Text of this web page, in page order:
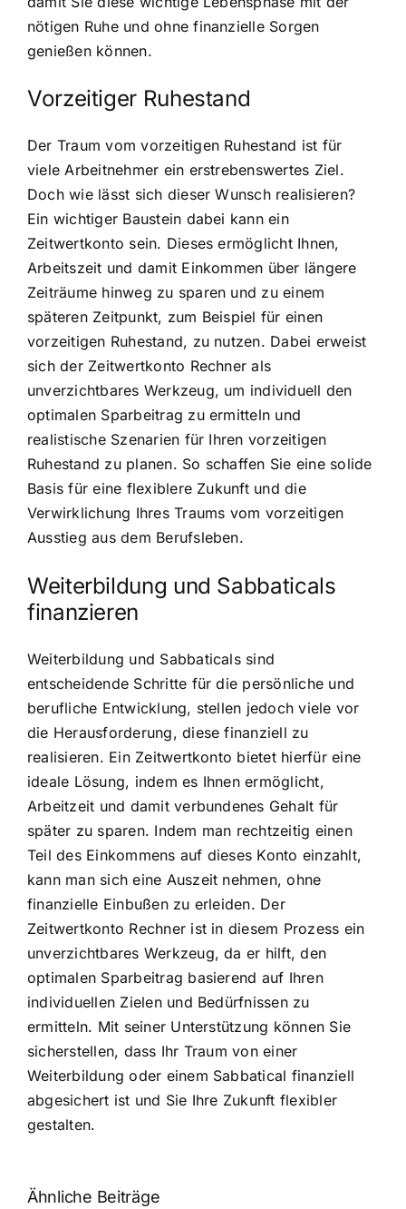
nötigen Ruhe und ohne finanzielle Sorgen
genießen können.
Vorzeitiger Ruhestand
Der Traum vom vorzeitigen Ruhestand ist für
viele Arbeitnehmer ein erstrebenswertes Ziel.
Doch wie lässt sich dieser Wunsch realisieren?
Ein wichtiger Baustein dabei kann ein
Zeitwertkonto sein. Dieses ermöglicht Ihnen,
Arbeitszeit und damit Einkommen über längere
Zeiträume hinweg zu sparen und zu einem
späteren Zeitpunkt, zum Beispiel für einen
vorzeitigen Ruhestand, zu nutzen. Dabei erweist
sich der Zeitwertkonto Rechner als
unverzichtbares Werkzeug, um individuell den
optimalen Sparbeitrag zu ermitteln und
realistische Szenarien für Ihren vorzeitigen
Ruhestand zu planen. So schaffen Sie eine solide
Basis für eine flexiblere Zukunft und die
Verwirklichung Ihres Traums vom vorzeitigen
Ausstieg aus dem Berufsleben.
Weiterbildung und Sabbaticals
finanzieren
Weiterbildung und Sabbaticals sind
entscheidende Schritte für die persönliche und
berufliche Entwicklung, stellen jedoch viele vor
die Herausforderung, diese finanziell zu
realisieren. Ein Zeitwertkonto bietet hierfür eine
ideale Lösung, indem es Ihnen ermöglicht,
Arbeitzeit und damit verbundenes Gehalt für
später zu sparen. Indem man rechtzeitig einen
Teil des Einkommens auf dieses Konto einzahlt,
kann man sich eine Auszeit nehmen, ohne
finanzielle Einbußen zu erleiden. Der
Zeitwertkonto Rechner ist in diesem Prozess ein
unverzichtbares Werkzeug, da er hilft, den
optimalen Sparbeitrag basierend auf Ihren
individuellen Zielen und Bedürfnissen zu
ermitteln. Mit seiner Unterstützung können Sie
sicherstellen, dass Ihr Traum von einer
Weiterbildung oder einem Sabbatical finanziell
abgesichert ist und Sie Ihre Zukunft flexibler
gestalten.
Ähnliche Beiträge
Fragen zum